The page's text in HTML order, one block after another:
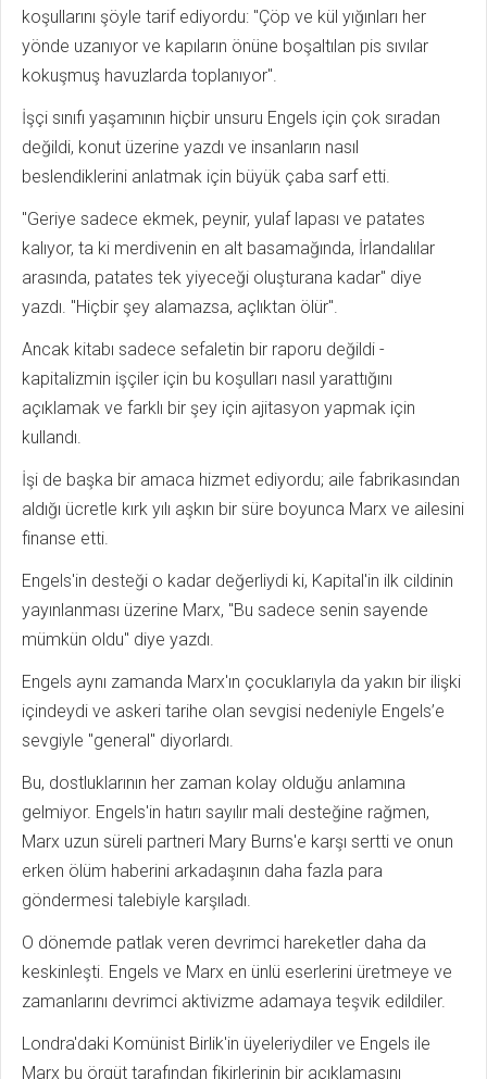
koşullarını şöyle tarif ediyordu: "Çöp ve kül yığınları her
yönde uzanıyor ve kapıların önüne boşaltılan pis sıvılar
kokuşmuş havuzlarda toplanıyor".
İşçi sınıfı yaşamının hiçbir unsuru Engels için çok sıradan
değildi, konut üzerine yazdı ve insanların nasıl
beslendiklerini anlatmak için büyük çaba sarf etti.
"Geriye sadece ekmek, peynir, yulaf lapası ve patates
kalıyor, ta ki merdivenin en alt basamağında, İrlandalılar
arasında, patates tek yiyeceği oluşturana kadar" diye
yazdı. "Hiçbir şey alamazsa, açlıktan ölür".
Ancak kitabı sadece sefaletin bir raporu değildi -
kapitalizmin işçiler için bu koşulları nasıl yarattığını
açıklamak ve farklı bir şey için ajitasyon yapmak için
kullandı.
İşi de başka bir amaca hizmet ediyordu; aile fabrikasından
aldığı ücretle kırk yılı aşkın bir süre boyunca Marx ve ailesini
finanse etti.
Engels'in desteği o kadar değerliydi ki, Kapital'in ilk cildinin
yayınlanması üzerine Marx, "Bu sadece senin sayende
mümkün oldu" diye yazdı.
Engels aynı zamanda Marx'ın çocuklarıyla da yakın bir ilişki
içindeydi ve askeri tarihe olan sevgisi nedeniyle Engels’e
sevgiyle "general" diyorlardı.
Bu, dostluklarının her zaman kolay olduğu anlamına
gelmiyor. Engels'in hatırı sayılır mali desteğine rağmen,
Marx uzun süreli partneri Mary Burns'e karşı sertti ve onun
erken ölüm haberini arkadaşının daha fazla para
göndermesi talebiyle karşıladı.
O dönemde patlak veren devrimci hareketler daha da
keskinleşti. Engels ve Marx en ünlü eserlerini üretmeye ve
zamanlarını devrimci aktivizme adamaya teşvik edildiler.
Londra'daki Komünist Birlik'in üyeleriydiler ve Engels ile
Marx bu örgüt tarafından fikirlerinin bir açıklamasını